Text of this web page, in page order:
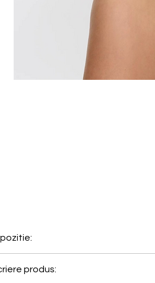
produs: